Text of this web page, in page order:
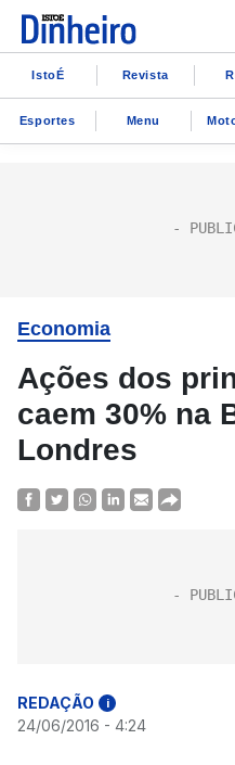
IstoÉ Revista
Esportes Menu
Economia
Ações dos
caem 30% na
Londres
REDAÇÃO i
24/06/2016 - 4:24